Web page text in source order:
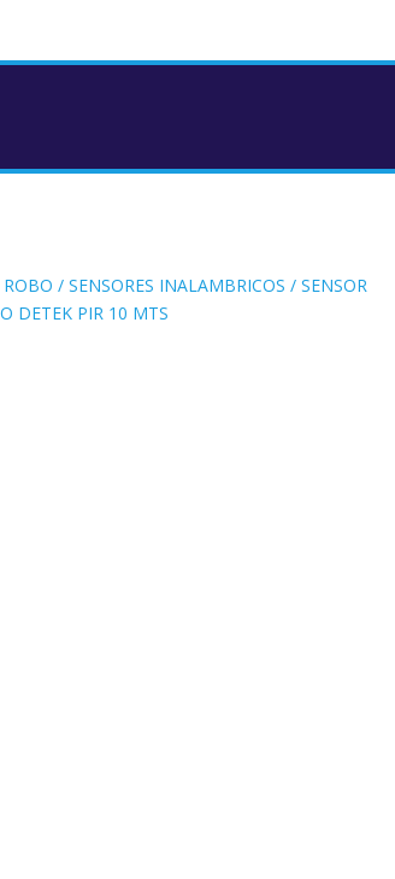
/SENSORES INALAMBRICOS / SENSOR
DETEK PIR 10 MTS